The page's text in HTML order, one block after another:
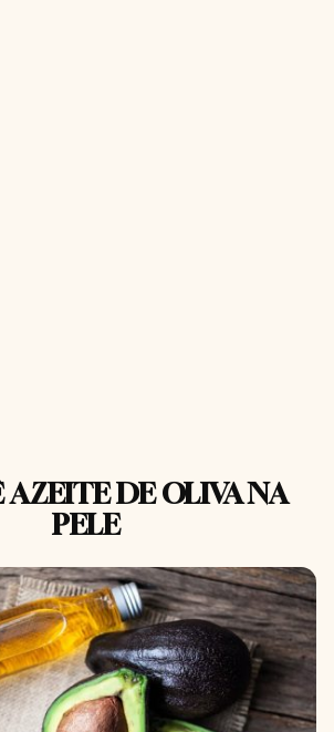
AZEITE DE OLIVA NA
PELE